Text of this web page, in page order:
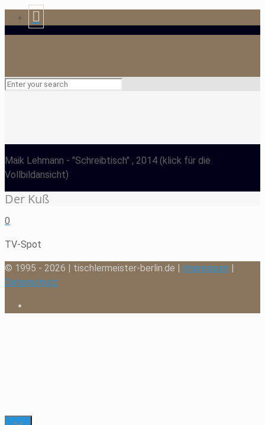
Maik Lehmann - "Schreibtisch" , 2014 (klick für die
Vollbildansicht)
Der Kuß
0
TV-Spot
© 1995 - 2026 | tischlermeister-berlin.de | Impressum
Datenschutz